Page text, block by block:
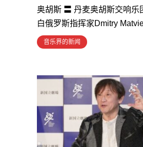
奥胡斯 〓 丹麦奥胡斯交响乐
白俄罗斯指挥家Dmitry
音乐界的新闻